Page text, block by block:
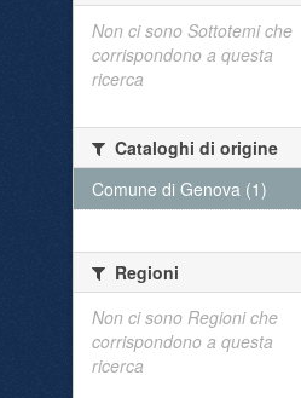
Non ci sono Sottotemi che
corrispondono a questa
ricerca
Cataloghi di origine
Comune di Genova (1)
Regioni
Non ci sono Regioni che
corrispondono a questa
ricerca